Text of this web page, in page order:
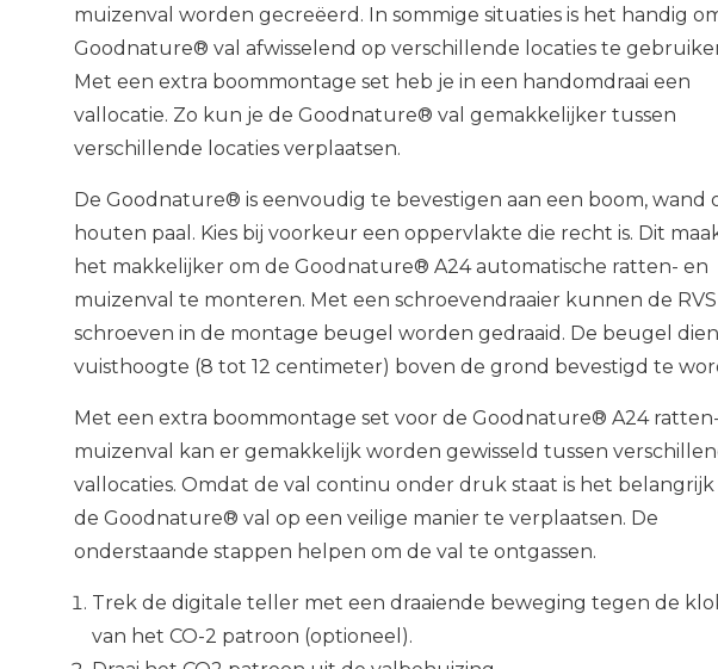
muizenval worden gecreëerd. In sommige situaties is het handig
Goodnature® val afwisselend op verschillende locaties te
Met een extra boommontage set heb je in een handomdraai een
vallocatie. Zo kun je de Goodnature® val gemakkelijker tussen
verschillende locaties verplaatsen.
De Goodnature® is eenvoudig te bevestigen aan een boom, wand
houten paal. Kies bij voorkeur een oppervlakte die recht is. Dit
het makkelijker om de Goodnature® A24 automatische ratten- en
muizenval te monteren. Met een schroevendraaier kunnen de RVS
schroeven in de montage beugel worden gedraaid. De beugel
vuisthoogte (8 tot 12 centimeter) boven de grond bevestigd te
Met een extra boommontage set voor de Goodnature® A24
muizenval kan er gemakkelijk worden gewisseld tussen
vallocaties. Omdat de val continu onder druk staat is het belangrijk
de Goodnature® val op een veilige manier te verplaatsen. De
onderstaande stappen helpen om de val te ontgassen.
Trek de digitale teller met een draaiende beweging tegen de
van het CO-2 patroon (optioneel).